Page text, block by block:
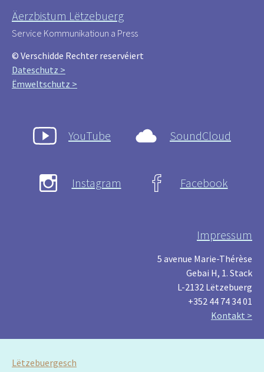
Äerzbistum Lëtzebuerg
Service Kommunikatioun a Press
© Verschidde Rechter reservéiert
Dateschutz >
Ëmweltschutz >
YouTube SoundCloud
Instagram Facebook
Impressum
5 avenue Marie-Thérèse
Gebai H, 1. Stack
L-2132 Lëtzebuerg
+352 44 74 34 01
Kontakt >
Lëtzebuergesch